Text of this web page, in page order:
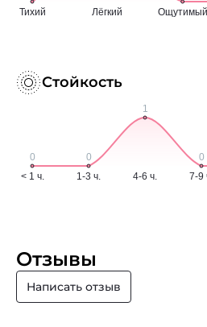
Стойкость
Отзывы
Написать отзыв